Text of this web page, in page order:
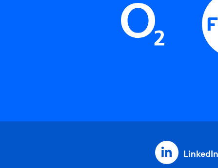
LinkedIn